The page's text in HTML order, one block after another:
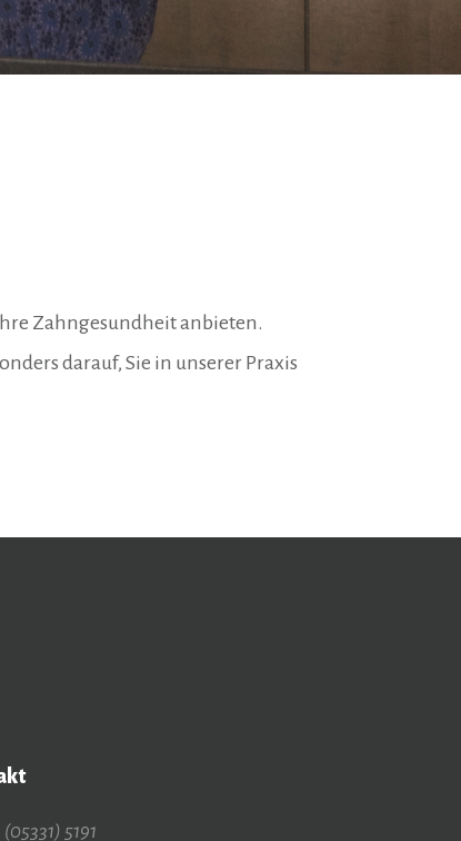
Zahngesundheit anbieten.
darauf, Sie in unserer Praxis
(05331) 5191